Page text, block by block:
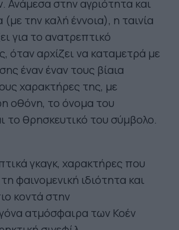
Ανάμεσα στην αγριότητα και
(με την καλή έννοια), η ταινία
για το ανατρεπτικό
όταν αρχίζει να καταμετρά με
έναν έναν τους βίαια
χαρακτήρες της, με
οθόνη, το όνομα του
το θρησκευτικό του σύμβολο.
γκαγκ, χαρακτήρες που
φαινομενική ιδιότητα και
κοντά στην
ατμόσφαιρα των Κοέν